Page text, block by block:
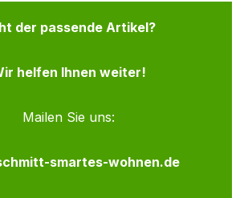
der passende Artikel?
helfen Ihnen weiter!
Mailen Sie uns:
smartes-wohnen.de